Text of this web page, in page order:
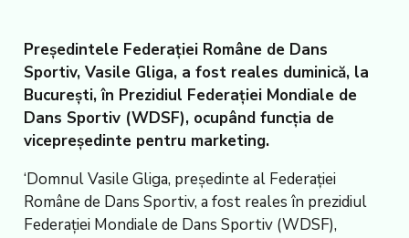
Președintele Federației Române de Dans
Sportiv, Vasile Gliga, a fost reales duminică, la
București, în Prezidiul Federației Mondiale de
Dans Sportiv (WDSF), ocupând funcția de
vicepreședinte pentru marketing.
‘Domnul Vasile Gliga, președinte al Federației
Române de Dans Sportiv, a fost reales în prezidiul
Federației Mondiale de Dans Sportiv (WDSF),